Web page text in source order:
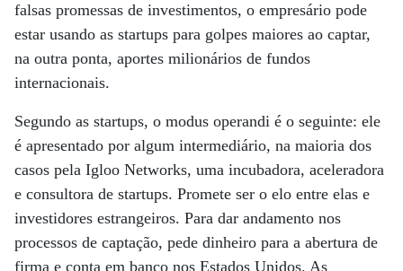
falsas promessas de investimentos, o empresário pode
estar usando as startups para golpes maiores ao captar,
na outra ponta, aportes milionários de fundos
internacionais.
Segundo as startups, o modus operandi é o seguinte: ele
é apresentado por algum intermediário, na maioria dos
casos pela Igloo Networks, uma incubadora, aceleradora
e consultora de startups. Promete ser o elo entre elas e
investidores estrangeiros. Para dar andamento nos
processos de captação, pede dinheiro para a abertura de
firma e conta em banco nos Estados Unidos. As